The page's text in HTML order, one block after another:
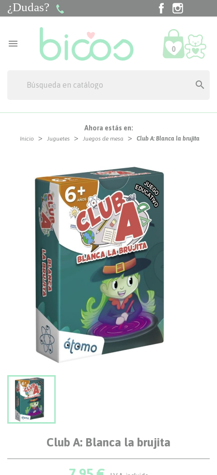
¿Dudas? Facebook
 0

Ahora estás en:
Inicio Juguetes Juegos de mesa Club A: Blanca la brujita
Club A: Blanca la brujita